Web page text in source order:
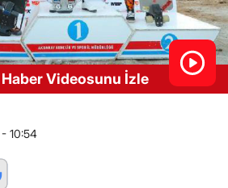
Haber Videosunu İzle
- 10:54